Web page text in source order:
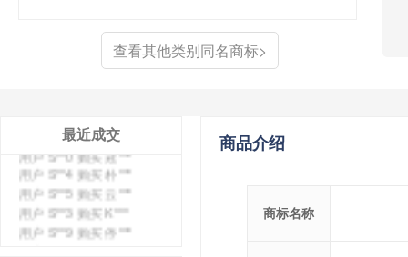
查看其他类别同名商标>
最近成交
用户 S**6 购买 七***
用户 S**0 购买 冠***
用户 S**4 购买 朴***
用户 S**5 购买 云***
用户 S**3 购买 K***
用户 S**9 购买 停***
用户 S**0 购买 V***
商品介绍
商标名称